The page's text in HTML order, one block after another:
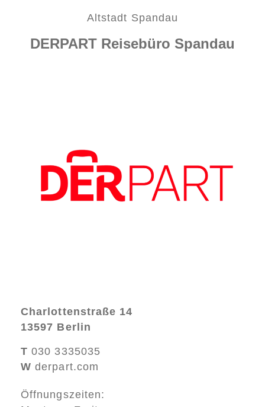
Altstadt Spandau
DERPART Reisebüro Spandau
Charlottenstraße 14
13597 Berlin
T030 3335035
W derpart.com
Öffnungszeiten: